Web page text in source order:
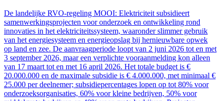
De landelijke RVO-regeling MOOI: Elektriciteit subsidieert
samenwerkingsprojecten voor onderzoek en ontwikkeling rond
innovaties in het elektriciteitssysteem, waaronder slimmer gebruik
van het energiesysteem en energieopslag bij hernieuwbare opwek
op land en zee. De aanvraagperiode loopt van 2 juni 2026 tot en met
3 september 2026, maar een verplichte vooraanmelding kon alleen
van 17 maart tot en met 16 april 2026. Het totale budget is €
20.000.000 en de maximale subsidie is € 4.000.000, met minimaal €
25.000 per deelnemer; subsidiepercentages lopen op tot 80% voor
onderzoeksorganisaties, 60% voor kleine bedrijven, 50% voor